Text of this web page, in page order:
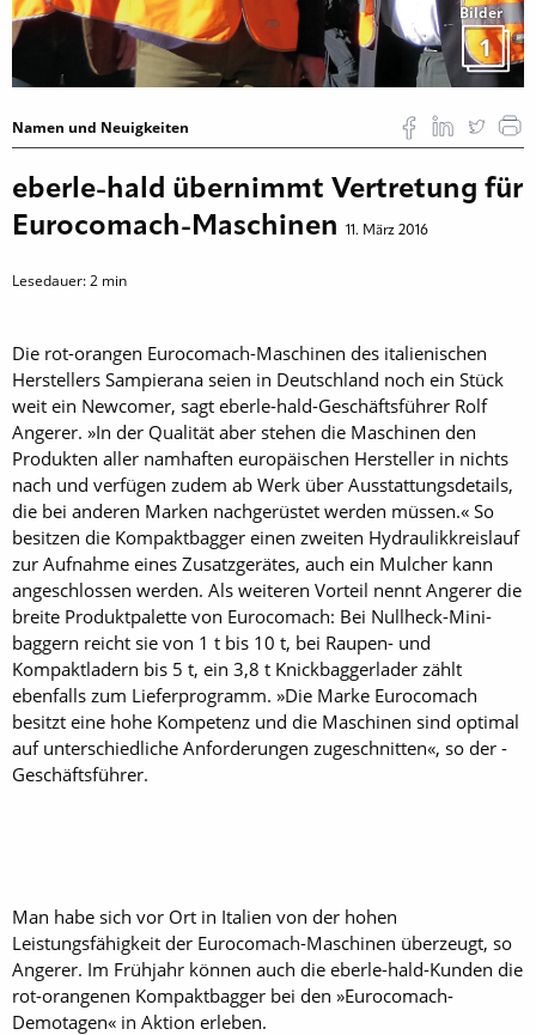
Bilder
1
Namen und Neuigkeiten
eberle-hald übernimmt Vertretung für
Eurocomach-Maschinen
11. März 2016
Lesedauer:2 min
Die rot-orangen Euro­comach-Maschinen des italienischen
Herstellers Sampierana seien in Deutschland noch ein Stück
weit ein Newcomer, sagt eberle-hald-­Geschäftsführer Rolf
Angerer. »In der Qualität aber stehen die Maschinen den
Produkten aller namhaften europäischen Hersteller in nichts
nach und verfügen zudem ab Werk über Ausstattungsdetails,
die bei anderen Marken nachgerüstet werden müssen.« So
besitzen die Kompaktbagger einen zweiten Hydraulikkreislauf
zur Aufnahme eines Zusatzgerätes, auch ein Mulcher kann
angeschlossen ­werden. Als weiteren Vorteil nennt Angerer die
breite Produktpalette von Eurocomach: Bei Nullheck-Mini­
baggern reicht sie von 1 t bis 10 t, bei Raupen- und
Kompaktladern bis 5 t, ein 3,8 t Knickbaggerlader zählt
ebenfalls zum Lieferprogramm. »Die Marke ­Eurocomach
besitzt eine hohe ­Kompetenz und die Maschinen sind optimal
auf unterschiedliche Anforderungen zugeschnitten«, so der ­
Geschäftsführer.
Man habe sich vor Ort in Italien von der hohen
Leistungsfähigkeit der ­Eurocomach-Maschinen überzeugt, so
Angerer. Im Frühjahr können auch die eberle-hald-Kunden die
rot-orangenen Kompaktbagger bei den ­»Eurocomach-
Demotagen« in Aktion erleben.